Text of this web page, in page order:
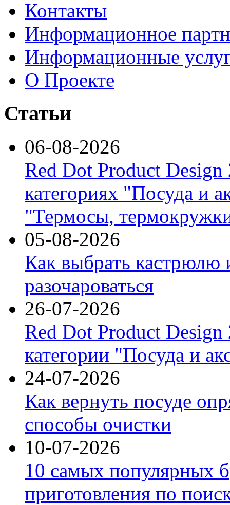
Контакты
Информационное
Информационные
О Проекте
Статьи
06-08-2026
Red Dot Product Design
категориях "Посуда и
"Термосы,
05-08-2026
Как выбрать кастрюлю
разочароваться
26-07-2026
Red Dot Product Design
категории "Посуда и
24-07-2026
Как вернуть посуде
способы очистки
10-07-2026
10 самых популярных
приготовления по